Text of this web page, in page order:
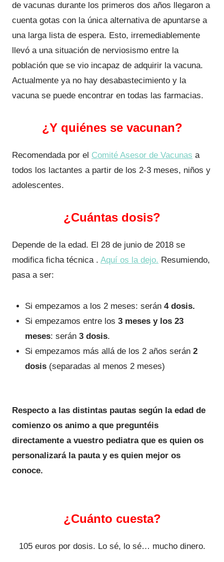
de vacunas durante los primeros dos años llegaron a
cuenta gotas con la única alternativa de apuntarse a
una larga lista de espera. Esto, irremediablemente
llevó a una situación de nerviosismo entre la
población que se vio incapaz de adquirir la vacuna.
Actualmente ya no hay desabastecimiento y la
vacuna se puede encontrar en todas las farmacias.
¿Y quiénes se vacunan?
Recomendada por el Comité Asesor de Vacunas a
todos los lactantes a partir de los 2-3 meses, niños y
adolescentes.
¿Cuántas dosis?
Depende de la edad. El 28 de junio de 2018 se
modifica ficha técnica . Aquí os la dejo. Resumiendo,
pasa a ser:
Si empezamos a los 2 meses: serán 4 dosis.
Si empezamos entre los 3 meses y los 23
meses: serán 3 dosis.
Si empezamos más allá de los 2 años serán 2
dosis(separadas al menos 2 meses)
Respecto a las distintas pautas según la edad de
comienzo os animo a que preguntéis
directamente a vuestro pediatra que es quien os
personalizará la pauta y es quien mejor os
conoce.
¿Cuánto cuesta?
105 euros por dosis. Lo sé, lo sé… mucho dinero.